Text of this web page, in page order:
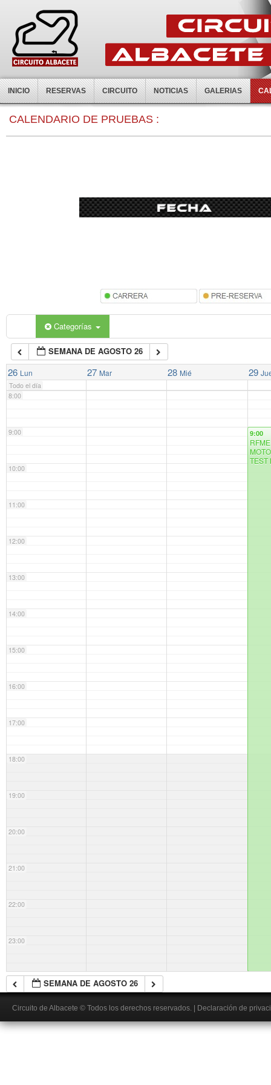
INICIO RESERVAS CIRCUITO NOTICIAS GALERIAS
CALENDARIO DE PRUEBAS :
Categorías
SEMANA DE AGOSTO 26
26 Lun 27 Mar 28 Mié 29
Todo el día
0:00
7:00
8:00
9:00
10:00
11:00
12:00
13:00
14:00
15:00
16:00
17:00
18:00
19:00
20:00
21:00
22:00
23:00
9:00
TEST
SEMANA DE AGOSTO 26
Circuito de Albacete © Todos los derechos reservados. Declaración de